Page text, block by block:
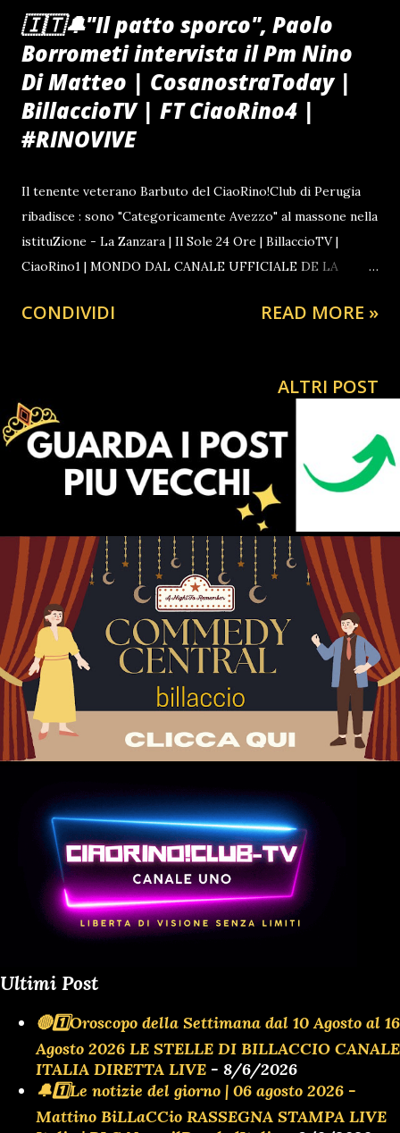
🇮🇹🔔"Il patto sporco", Paolo
Borrometi intervista il Pm Nino
Di Matteo | CosanostraToday |
BillaccioTV | FT CiaoRino4 |
#RINOVIVE
Il tenente veterano Barbuto del CiaoRino!Club di Perugia
ribadisce : sono "Categoricamente Avezzo" al massone nella
istituZione - La Zanzara | Il Sole 24 Ore | BillaccioTV |
CiaoRino1 | MONDO DAL CANALE UFFICIALE DE LA
SETTIMANA PRIMA GUARDA ANCHE IL FILM SULLA
CiaoRino Contro Ogni atto di Ingerenza Pubblica
#CiaoRino! 🔔🇮🇹Se abbandoni un animale, oltre la galera
rischi la sospensione della patente fino a sei mesi... Un
tanto Caloroso Quanto Fraterno Saluto, dal Tuo AMICONE
In questa epoca apparentemente senza luce e intrisa di
Parlamentari Ladri che non reggiamo più RILASSATI CON
UN FILM GRATIS PER GUARDARNE ALTRI 🎩ATTIVISMO
COSTITUZIONALE CRISTIANO Contro i Ladri Massoni in
parlamento POSSONO INTERESSARTI : ULTIM'ORA di
BILLACCIO NOTIZIE DAL VIVO TIKTOKERS TODAY
VETERANO TIMES O...
CONDIVIDI READ MORE »
ALTRI POST
Ultimi Post
🔴1️⃣Oroscopo della Settimana dal 10 Agosto al 16
Agosto 2026 LE STELLE DI BILLACCIO CANALE
ITALIA DIRETTA LIVE - 8/6/2026
🔔1️⃣Le notizie del giorno | 06 agosto 2026 -
Mattino BiLLaCCio RASSEGNA STAMPA LIVE